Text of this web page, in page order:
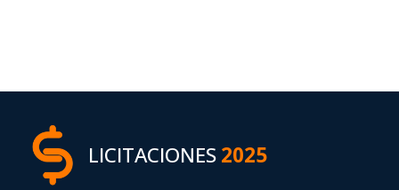
LICITACIONES2025